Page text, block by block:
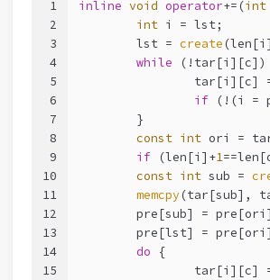
1
2
3
4
5
6
7
8
9
10
11
12
13
14
15
inline void operator+=(int
int i = lst;
	lst =
create
while (!tar[i][c])
tar[i][c]
if (!(i =
	}
const int ori =
if (len[i]+1
const int sub =
memcpy (tar[sub],
pre[sub] =
pre[lst] =
do {
tar[i][c]